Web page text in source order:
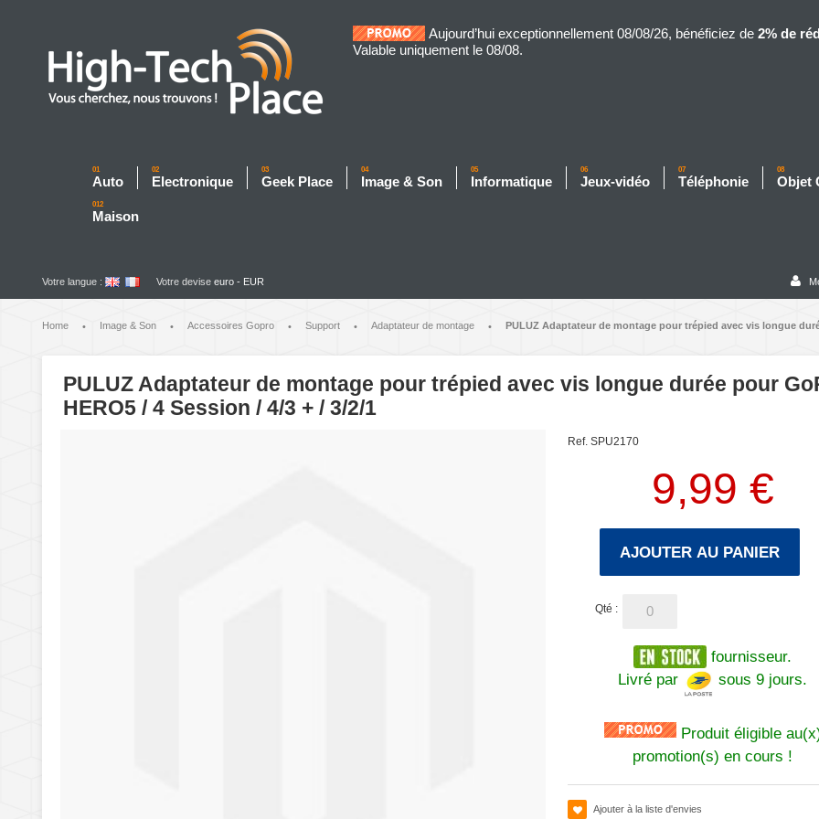
Aujourd’hui exceptionnellement 08/08/26, bénéficiez de 2% de
Valable uniquement le 08/08.
01
Auto
02
Electronique
03
Geek Place
04
Image & Son
05
Informatique
06
Jeux-vidéo
07
Téléphonie
08
Objet
012
Maison
Votre langue : Votre devise euro - EUR
Home • Image & Son • Accessoires Gopro • Support • Adaptateur de montage • PULUZ Adaptateur de montage pour trépied avec vis longue
PULUZ Adaptateur de montage pour trépied avec vis longue durée pour
HERO5 / 4 Session / 4/3 + / 3/2/1
Ref. SPU2170
9,99 €
AJOUTER AU PANIER
Qté :
fournisseur.
Livré par
sous 9 jours.
Produit éligible
promotion(s) en cours !
Ajouter à la liste d'envies